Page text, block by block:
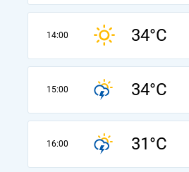
14:00 34°C
15:00 34°C
16:00 31°C